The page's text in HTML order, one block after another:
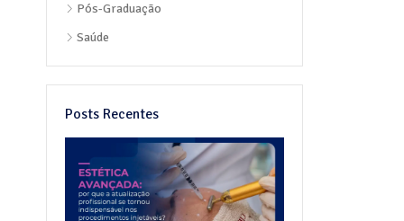
Pós-Graduação
Saúde
Posts Recentes